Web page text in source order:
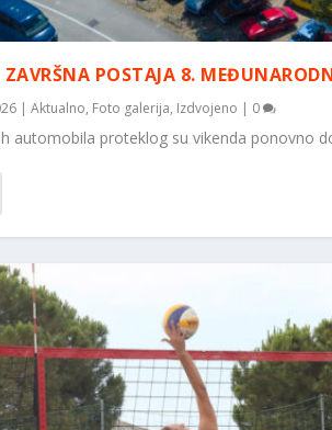
ZAVRŠNA POSTAJA 8.
|Aktualno, Foto galerija, Izdvojeno | 0
automobila proteklog su vikenda ponovno